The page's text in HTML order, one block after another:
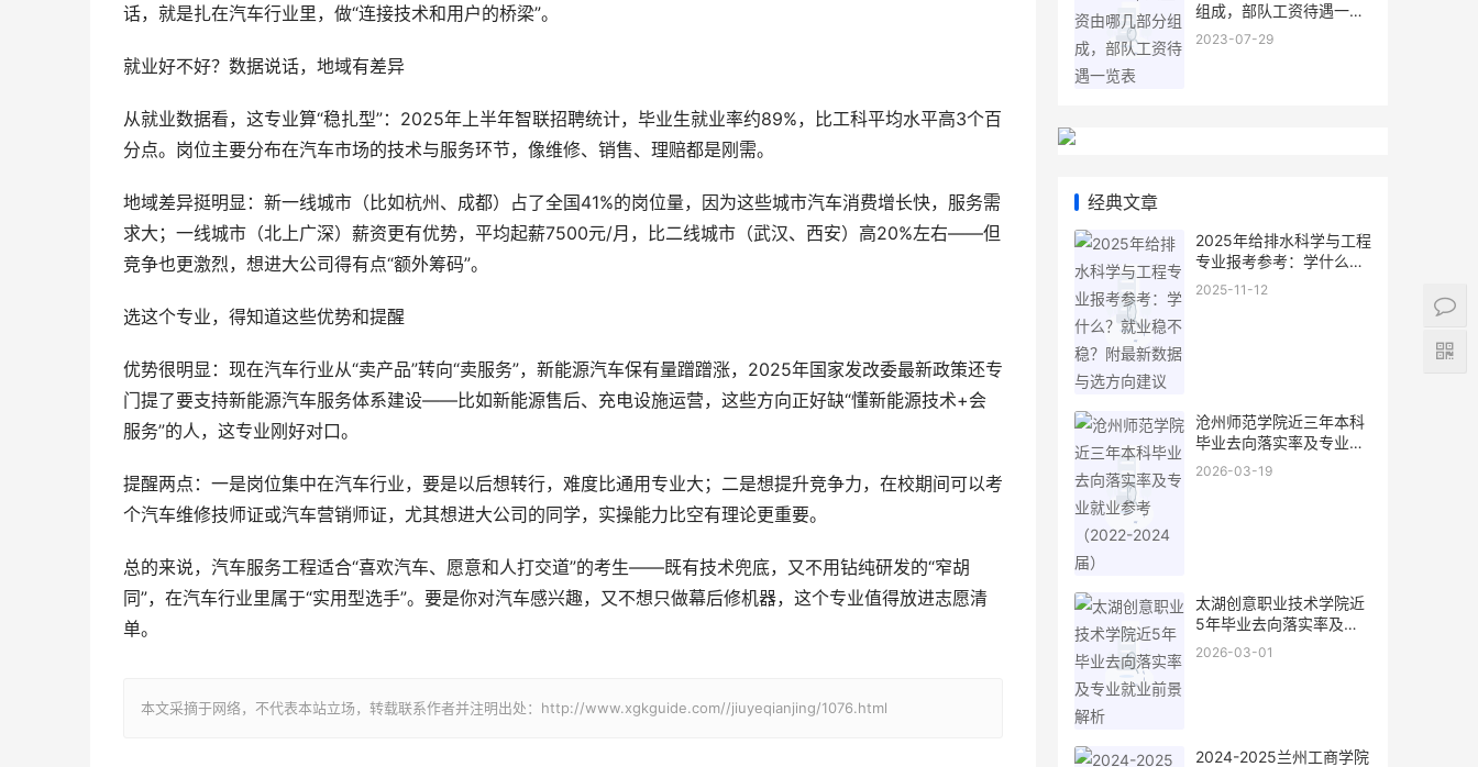
话，就是扎在汽车行业里，做“连接技术和用户的桥梁”。
就业好不好？数据说话，地域有差异
从就业数据看，这专业算“稳扎型”：2025年上半年智联招聘统计，毕业生就业率约89%，比工科平均水平高3个百
分点。岗位主要分布在汽车市场的技术与服务环节，像维修、销售、理赔都是刚需。
地域差异挺明显：新一线城市（比如杭州、成都）占了全国41%的岗位量，因为这些城市汽车消费增长快，服务需
求大；一线城市（北上广深）薪资更有优势，平均起薪7500元/月，比二线城市（武汉、西安）高20%左右——但
竞争也更激烈，想进大公司得有点“额外筹码”。
选这个专业，得知道这些优势和提醒
优势很明显：现在汽车行业从“卖产品”转向“卖服务”，新能源汽车保有量蹭蹭涨，2025年国家发改委最新政策还专
门提了要支持新能源汽车服务体系建设——比如新能源售后、充电设施运营，这些方向正好缺“懂新能源技术+会
服务”的人，这专业刚好对口。
提醒两点：一是岗位集中在汽车行业，要是以后想转行，难度比通用专业大；二是想提升竞争力，在校期间可以考
个汽车维修技师证或汽车营销师证，尤其想进大公司的同学，实操能力比空有理论更重要。
总的来说，汽车服务工程适合“喜欢汽车、愿意和人打交道”的考生——既有技术兜底，又不用钻纯研发的“窄胡
同”，在汽车行业里属于“实用型选手”。要是你对汽车感兴趣，又不想只做幕后修机器，这个专业值得放进志愿清
单。
本文采摘于网络，不代表本站立场，转载联系作者并注明出处：http://www.xgkguide.com//jiuyeqianjing/1076.html
组成，部队工资待遇一览
表
2023-07-29
经典文章
2025年给排水科学与工程
专业报考参考：学什么？
就业稳不稳？附最新数据
2025-11-12
沧州师范学院近三年本科
毕业去向落实率及专业就
业参考（2022-2024届）
2026-03-19
太湖创意职业技术学院近
5年毕业去向落实率及专
业就业前景解析
2026-03-01
2024-2025兰州工商学院